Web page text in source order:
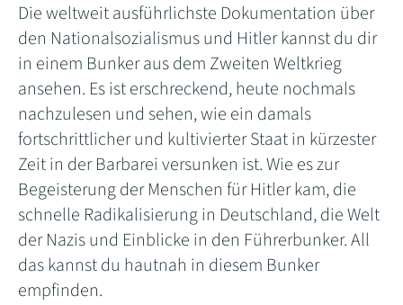
Die weltweit ausführlichste Dokumentation über
den Nationalsozialismus und Hitler kannst du dir
in einem Bunker aus dem Zweiten Weltkrieg
ansehen. Es ist erschreckend, heute nochmals
nachzulesen und sehen, wie ein damals
fortschrittlicher und kultivierter Staat in kürzester
Zeit in der Barbarei versunken ist. Wie es zur
Begeisterung der Menschen für Hitler kam, die
schnelle Radikalisierung in Deutschland, die Welt
der Nazis und Einblicke in den Führerbunker. All
das kannst du hautnah in diesem Bunker
empfinden.